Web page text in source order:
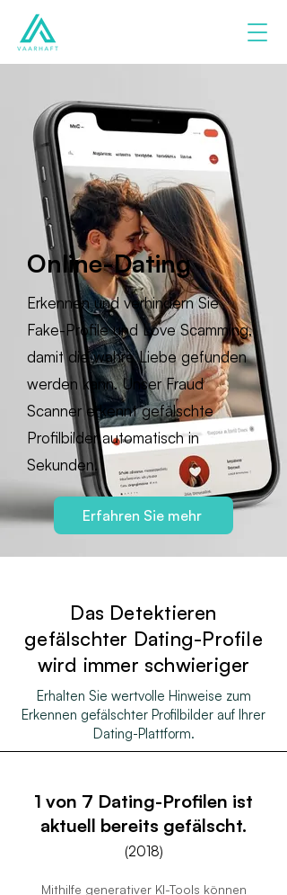
Online-Dating
Erkennen und verhindern Sie
Fake-Profile und Love Scamming,
damit die wahre Liebe gefunden
werden kann. Unser Fraud
Scanner erkennt gefälschte
Profilbilder automatisch in
Sekunden.
Erfahren Sie mehr
Das Detektieren
gefälschter Dating-Profile
wird immer schwieriger
Erhalten Sie wertvolle Hinweise zum
Erkennen gefälschter Profilbilder auf Ihrer
Dating-Plattform.
1 von 7 Dating-Profilen ist
aktuell bereits gefälscht.
(2018)
Mithilfe generativer KI-Tools können